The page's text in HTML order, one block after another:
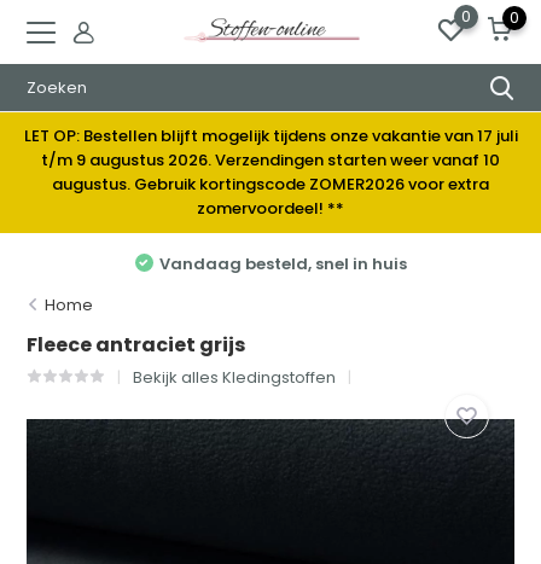
0 0
LET OP: Bestellen blijft mogelijk tijdens onze vakantie van 17 juli
t/m 9 augustus 2026. Verzendingen starten weer vanaf 10
augustus. Gebruik kortingscode ZOMER2026 voor extra
zomervoordeel! **
Vandaag besteld, snel in huis
Home
Fleece antraciet grijs
Bekijk alles Kledingstoffen